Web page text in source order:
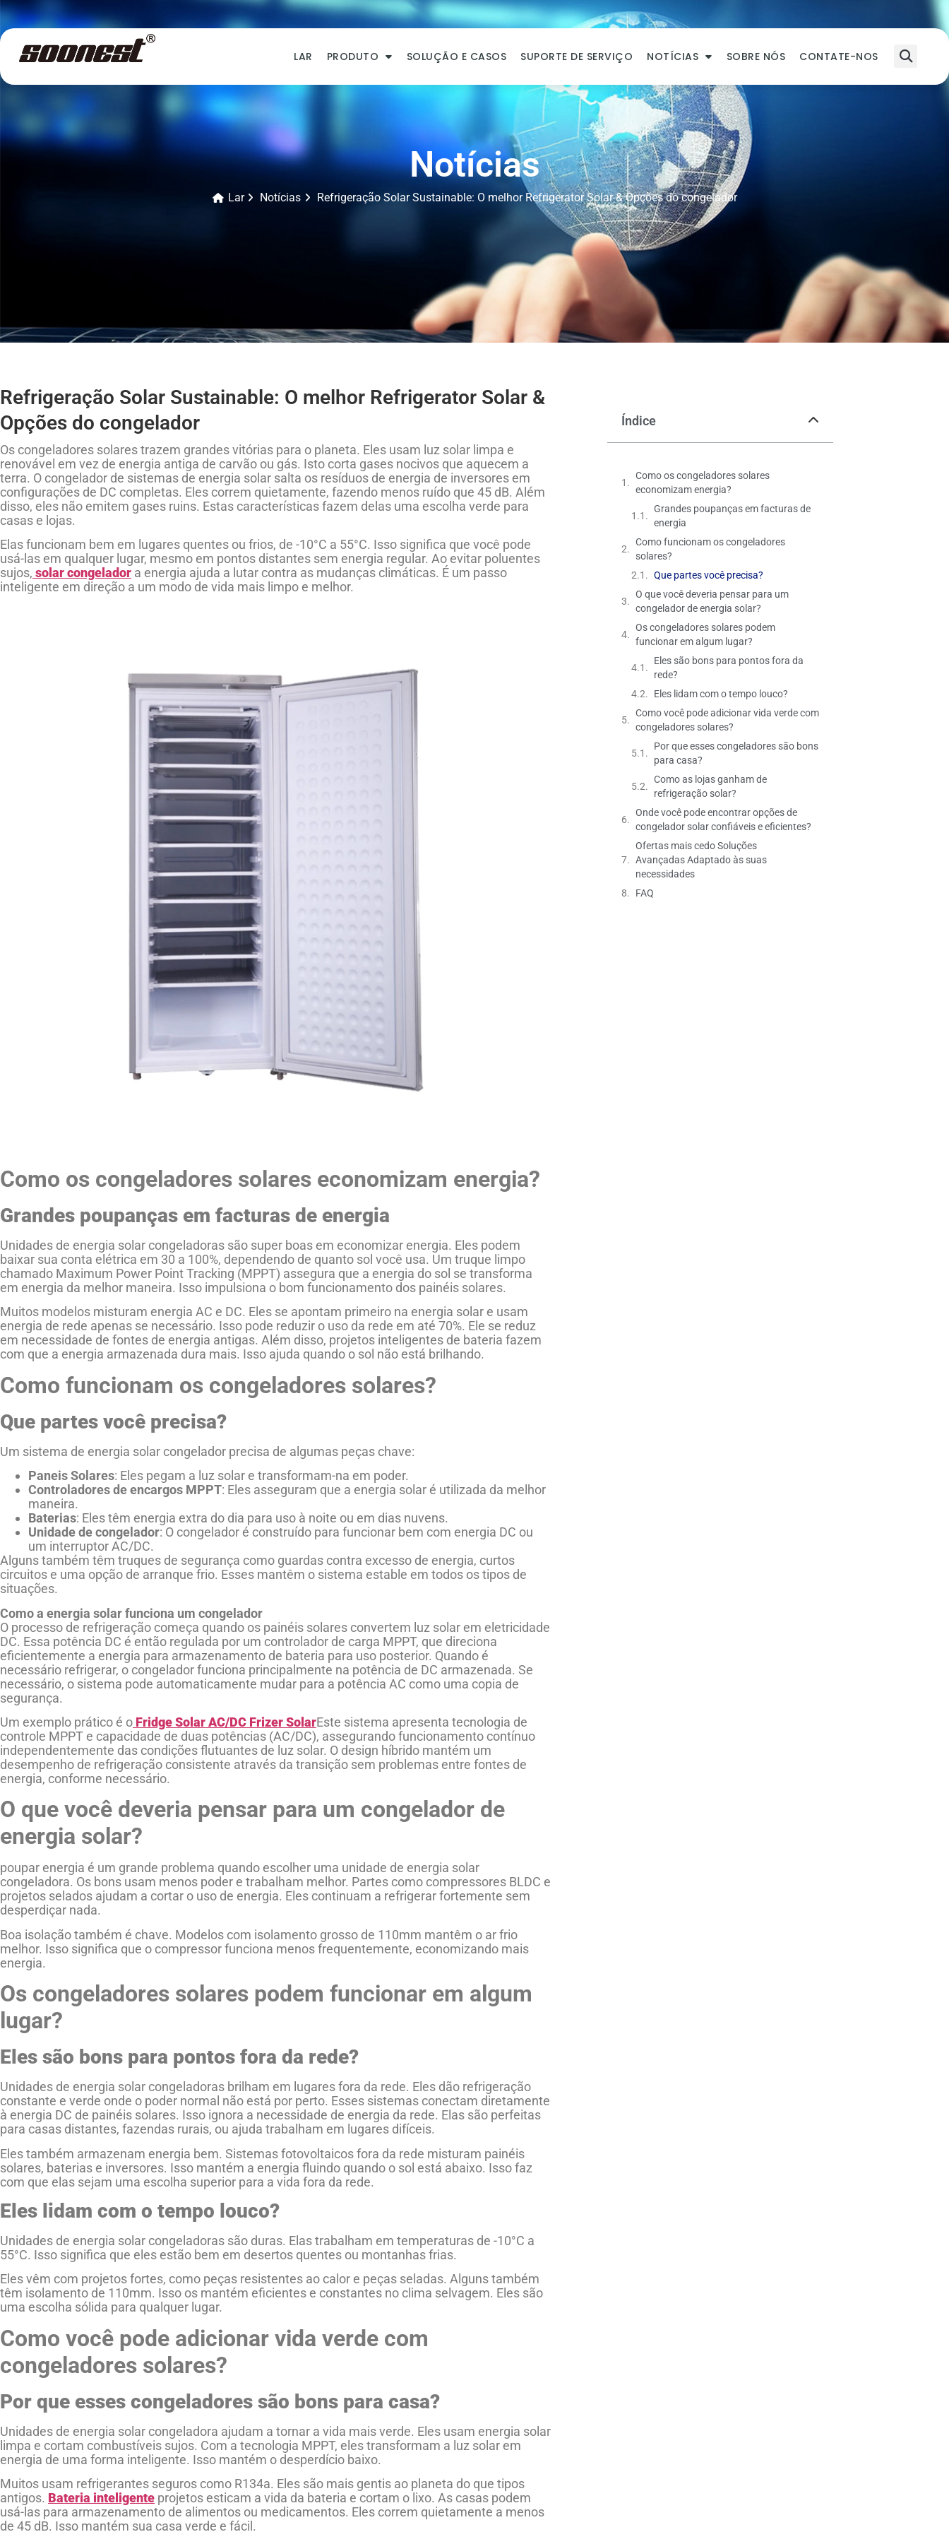
LAR PRODUTO SOLUÇÃO E CASOS SUPORTE DE SERVIÇO NOTÍCIAS SOBRE NÓS CONTATE-NOS
Notícias
Lar Notícias Refrigeração Solar Sustainable: O melhor Refrigerator Solar & Opções do congelador
Refrigeração Solar Sustainable: O melhor Refrigerator Solar &
Opções do congelador
Os congeladores solares trazem grandes vitórias para o planeta. Eles usam luz solar limpa e
renovável em vez de energia antiga de carvão ou gás. Isto corta gases nocivos que aquecem a
terra. O congelador de sistemas de energia solar salta os resíduos de energia de inversores em
configurações de DC completas. Eles correm quietamente, fazendo menos ruído que 45 dB. Além
disso, eles não emitem gases ruins. Estas características fazem delas uma escolha verde para
casas e lojas.
Elas funcionam bem em lugares quentes ou frios, de -10°C a 55°C. Isso significa que você pode
usá-las em qualquer lugar, mesmo em pontos distantes sem energia regular. Ao evitar poluentes
sujos, solar congelador a energia ajuda a lutar contra as mudanças climáticas. É um passo
inteligente em direção a um modo de vida mais limpo e melhor.
Como os congeladores solares economizam energia?
Grandes poupanças em facturas de energia
Unidades de energia solar congeladoras são super boas em economizar energia. Eles podem
baixar sua conta elétrica em 30 a 100%, dependendo de quanto sol você usa. Um truque limpo
chamado Maximum Power Point Tracking (MPPT) assegura que a energia do sol se transforma
em energia da melhor maneira. Isso impulsiona o bom funcionamento dos painéis solares.
Muitos modelos misturam energia AC e DC. Eles se apontam primeiro na energia solar e usam
energia de rede apenas se necessário. Isso pode reduzir o uso da rede em até 70%. Ele se reduz
em necessidade de fontes de energia antigas. Além disso, projetos inteligentes de bateria fazem
com que a energia armazenada dura mais. Isso ajuda quando o sol não está brilhando.
Como funcionam os congeladores solares?
Que partes você precisa?
Um sistema de energia solar congelador precisa de algumas peças chave:
Paneis Solares: Eles pegam a luz solar e transformam-na em poder.
Controladores de encargos MPPT: Eles asseguram que a energia solar é utilizada da melhor
maneira.
Baterias: Eles têm energia extra do dia para uso à noite ou em dias nuvens.
Unidade de congelador: O congelador é construído para funcionar bem com energia DC ou
um interruptor AC/DC.
Alguns também têm truques de segurança como guardas contra excesso de energia, curtos
circuitos e uma opção de arranque frio. Esses mantêm o sistema estable em todos os tipos de
situações.
Como a energia solar funciona um congelador
O processo de refrigeração começa quando os painéis solares convertem luz solar em eletricidade
DC. Essa potência DC é então regulada por um controlador de carga MPPT, que direciona
eficientemente a energia para armazenamento de bateria para uso posterior. Quando é
necessário refrigerar, o congelador funciona principalmente na potência de DC armazenada. Se
necessário, o sistema pode automaticamente mudar para a potência AC como uma copia de
segurança.
Um exemplo prático é o Fridge Solar AC/DC Frizer SolarEste sistema apresenta tecnologia de
controle MPPT e capacidade de duas potências (AC/DC), assegurando funcionamento contínuo
independentemente das condições flutuantes de luz solar. O design híbrido mantém um
desempenho de refrigeração consistente através da transição sem problemas entre fontes de
energia, conforme necessário.
O que você deveria pensar para um congelador de
energia solar?
poupar energia é um grande problema quando escolher uma unidade de energia solar
congeladora. Os bons usam menos poder e trabalham melhor. Partes como compressores BLDC e
projetos selados ajudam a cortar o uso de energia. Eles continuam a refrigerar fortemente sem
desperdiçar nada.
Boa isolação também é chave. Modelos com isolamento grosso de 110mm mantêm o ar frio
melhor. Isso significa que o compressor funciona menos frequentemente, economizando mais
energia.
Os congeladores solares podem funcionar em algum
lugar?
Eles são bons para pontos fora da rede?
Unidades de energia solar congeladoras brilham em lugares fora da rede. Eles dão refrigeração
constante e verde onde o poder normal não está por perto. Esses sistemas conectam diretamente
à energia DC de painéis solares. Isso ignora a necessidade de energia da rede. Elas são perfeitas
para casas distantes, fazendas rurais, ou ajuda trabalham em lugares difíceis.
Eles também armazenam energia bem. Sistemas fotovoltaicos fora da rede misturam painéis
solares, baterias e inversores. Isso mantém a energia fluindo quando o sol está abaixo. Isso faz
com que elas sejam uma escolha superior para a vida fora da rede.
Eles lidam com o tempo louco?
Unidades de energia solar congeladoras são duras. Elas trabalham em temperaturas de -10°C a
55°C. Isso significa que eles estão bem em desertos quentes ou montanhas frias.
Eles vêm com projetos fortes, como peças resistentes ao calor e peças seladas. Alguns também
têm isolamento de 110mm. Isso os mantém eficientes e constantes no clima selvagem. Eles são
uma escolha sólida para qualquer lugar.
Como você pode adicionar vida verde com
congeladores solares?
Por que esses congeladores são bons para casa?
Unidades de energia solar congeladora ajudam a tornar a vida mais verde. Eles usam energia solar
limpa e cortam combustíveis sujos. Com a tecnologia MPPT, eles transformam a luz solar em
energia de uma forma inteligente. Isso mantém o desperdício baixo.
Muitos usam refrigerantes seguros como R134a. Eles são mais gentis ao planeta do que tipos
antigos. Bateria inteligente projetos esticam a vida da bateria e cortam o lixo. As casas podem
usá-las para armazenamento de alimentos ou medicamentos. Eles correm quietamente a menos
de 45 dB. Isso mantém sua casa verde e fácil.
Índice
Como os congeladores solares
economizam energia?
Grandes poupanças em facturas de
energia
Como funcionam os congeladores
solares?
Que partes você precisa?
O que você deveria pensar para um
congelador de energia solar?
Os congeladores solares podem
funcionar em algum lugar?
Eles são bons para pontos fora da
rede?
Eles lidam com o tempo louco?
Como você pode adicionar vida verde com
congeladores solares?
Por que esses congeladores são bons
para casa?
Como as lojas ganham de
refrigeração solar?
Onde você pode encontrar opções de
congelador solar confiáveis e eficientes?
Ofertas mais cedo Soluções
Avançadas Adaptado às suas
necessidades
FAQ